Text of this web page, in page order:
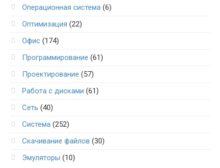
Операционная система (6)
Оптимизация (22)
Офис (174)
Программирование (61)
Проектирование (57)
Работа с дисками (61)
Сеть (40)
Система (252)
Скачивание файлов (30)
Эмуляторы (10)